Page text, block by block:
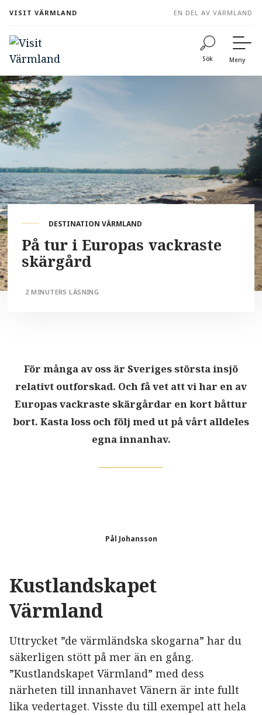
content
VISIT VÄRMLAND EN DEL AV VÄRMLAND
Sök Meny
DESTINATION VÄRMLAND
På tur i Europas vackraste
skärgård
2 MINUTERS LÄSNING
För många av oss är Sveriges största insjö
relativt outforskad. Och få vet att vi har en av
Europas vackraste skärgårdar en kort båttur
bort. Kasta loss och följ med ut på vårt alldeles
egna innanhav.
Pål Johansson
Kustlandskapet
Värmland
Uttrycket ”de värmländska skogarna” har du
säkerligen stött på mer än en gång.
”Kustlandskapet Värmland” med dess
närheten till innanhavet Vänern är inte fullt
lika vedertaget. Visste du till exempel att hela